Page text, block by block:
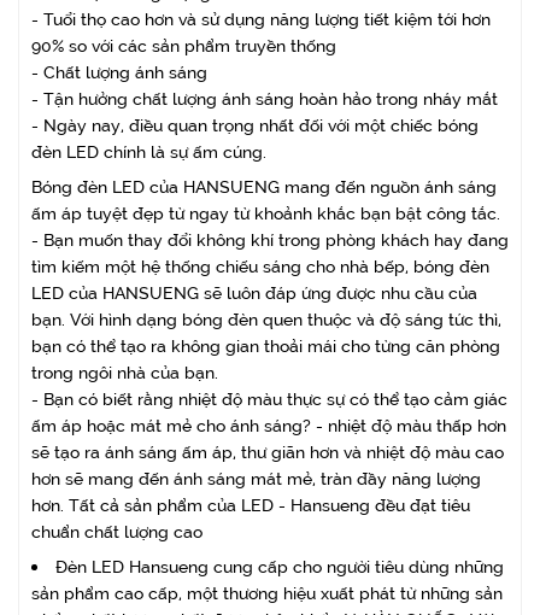
- Tuổi thọ cao hơn và sử dụng năng lượng tiết kiệm tới hơn
90% so với các sản phẩm truyền thống
- Chất lượng ánh sáng
- Tận hưởng chất lượng ánh sáng hoàn hảo trong nháy mắt
- Ngày nay, điều quan trọng nhất đối với một chiếc bóng
đèn LED chính là sự ấm cúng.
Bóng đèn LED của HANSUENG mang đến nguồn ánh sáng
ấm áp tuyệt đẹp từ ngay từ khoảnh khắc bạn bật công tắc.
- Bạn muốn thay đổi không khí trong phòng khách hay đang
tìm kiếm một hệ thống chiếu sáng cho nhà bếp, bóng đèn
LED của HANSUENG sẽ luôn đáp ứng được nhu cầu của
bạn. Với hình dạng bóng đèn quen thuộc và độ sáng tức thì,
bạn có thể tạo ra không gian thoải mái cho từng căn phòng
trong ngôi nhà của bạn.
- Bạn có biết rằng nhiệt độ màu thực sự có thể tạo cảm giác
ấm áp hoặc mát mẻ cho ánh sáng? - nhiệt độ màu thấp hơn
sẽ tạo ra ánh sáng ấm áp, thư giãn hơn và nhiệt độ màu cao
hơn sẽ mang đến ánh sáng mát mẻ, tràn đầy năng lượng
hơn. Tất cả sản phẩm của LED - Hansueng đều đạt tiêu
chuẩn chất lượng cao
Đèn LED Hansueng cung cấp cho người tiêu dùng những
sản phẩm cao cấp, một thương hiệu xuất phát từ những sản